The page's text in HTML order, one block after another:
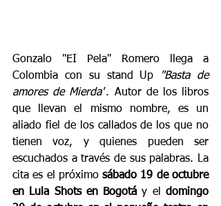
Gonzalo "EI Pela" Romero llega a
Colombia con su stand Up
"Basta de
amores de Mierda". Autor de los libros
que llevan el mismo nombre, es un
aliado fiel de los callados de los que no
tienen voz, y quienes pueden ser
escuchados a través de sus palabras. La
cita es el próximo sábado 19 de octubre
en Lula Shots en Bogotá y el domingo